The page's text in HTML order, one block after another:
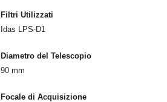
Filtri Utilizzati
Idas LPS-D1
Diametro del Telescopio
90 mm
Focale di Acquisizione